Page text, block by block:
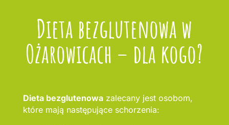
Dieta bezglutenowa w
Ożarowicach – dla kogo?
Dieta bezglutenowazalecany jest osobom,
które mają następujące schorzenia: